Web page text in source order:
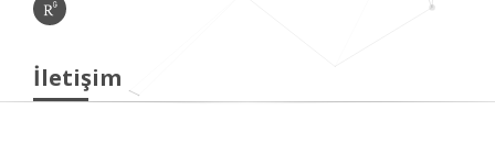
İletişim